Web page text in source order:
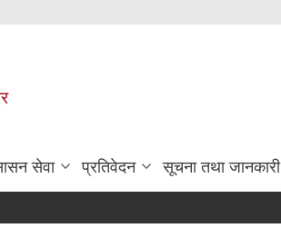
सेवा प्रतिवेदन सूचना तथा जानकारी